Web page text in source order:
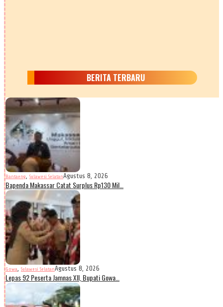
BERITA TERBARU
Bantaeng Sulawesi SelatanAgustus 8, 2026
Bapenda Makassar Catat Surplus Rp130 Mil…
Gowa Sulawesi SelatanAgustus 8, 2026
Lepas 92 Peserta Jamnas XII, Bupati Gowa…